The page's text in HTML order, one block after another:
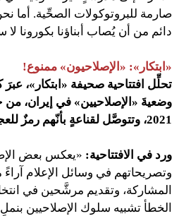
صارمة للبروتوكولات الصحِّية. أما
دائم من أن يُصاب أبناؤنا بكورونا لا
«ابتكار»: «الإصلاحيون» ممنوع!
تحلِّل افتتاحية صحيفة «ابتكار»،
وضعيةَ «الإصلاحيين» في إيران، من
2021، وتتوصَّل لقناعةٍ بأنّهم رمزٌ للعجز واليأس.
ورد في الافتتاحية: «يعكس بعض
وتصريحاتهم في وسائل الإعلام
الخطأ تشبيه سلوك الإصلاحيين